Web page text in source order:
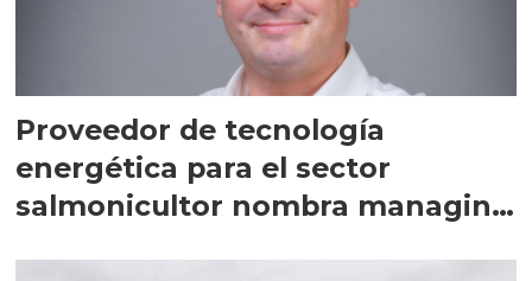
Proveedor de tecnología
energética para el sector
salmonicultor nombra managing